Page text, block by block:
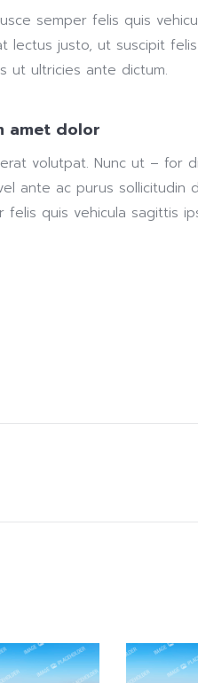
semper felis quis
lectus justo, ut suscipit
ut ultricies ante dictum.
amet dolor
volutpat. Nunc ut – for
ante ac purus sollicitudin
felis quis vehicula sagittis